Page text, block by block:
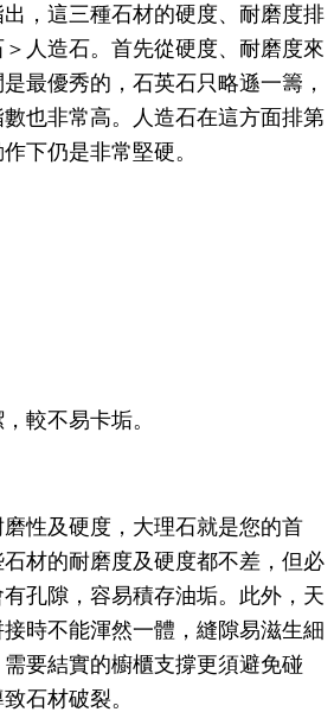
，這三種石材的硬度、耐磨度排
人造石。首先從硬度、耐磨度來
最優秀的，石英石只略遜一籌，
也非常高。人造石在這方面排第
下仍是非常堅硬。
較不易卡垢。
性及硬度，大理石就是您的首
材的耐磨度及硬度都不差，但必
孔隙，容易積存油垢。此外，天
時不能渾然一體，縫隙易滋生細
要結實的櫥櫃支撐更須避免碰
石材破裂。